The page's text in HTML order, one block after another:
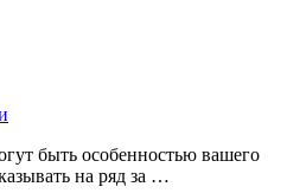
быть особенностью вашего
на ряд за …